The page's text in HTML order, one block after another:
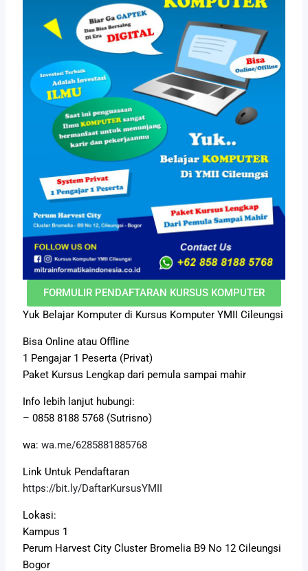
FORMULIR PENDAFTARAN KURSUS KOMPUTER
Yuk Belajar Komputer di Kursus Komputer YMII Cileungsi
Bisa Online atau Offline
1 Pengajar 1 Peserta (Privat)
Paket Kursus Lengkap dari pemula sampai mahir
Info lebih lanjut hubungi:
– 0858 8188 5768 (Sutrisno)
wa:wa.me/6285881885768
Link Untuk Pendaftaran
https://bit.ly/DaftarKursusYMII
Lokasi:
Kampus 1
Perum Harvest City Cluster Bromelia B9 No 12 Cileungsi
Bogor